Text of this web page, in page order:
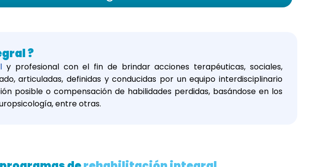
?
y profesional con el fin de brindar acciones terapéuticas, sociales,
articuladas, definidas y conducidas por un equipo interdisciplinario
posible o compensación de habilidades perdidas, basándose en los
entre otras.